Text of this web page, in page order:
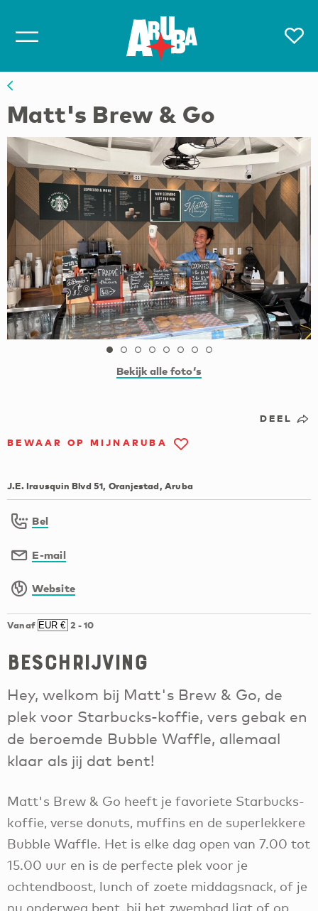
Matt's Brew & Go
Bekijk alle foto‘s
DEEL
BEWAAR OP MIJNARUBA
J.E. Irausquin Blvd 51, Oranjestad, Aruba
Bel
E-mail
Website
Vanaf 2 -10
Beschrijving
Hey, welkom bij Matt's Brew & Go, de
plek voor Starbucks-koffie, vers gebak en
de beroemde Bubble Waffle, allemaal
klaar als jij dat bent!
Matt's Brew & Go heeft je favoriete Starbucks-
koffie, verse donuts, muffins en de superlekkere
Bubble Waffle. Het is elke dag open van 7.00 tot
15.00 uur en is de perfecte plek voor je
ochtendboost, lunch of zoete middagsnack, of je
nu onderweg bent, bij het zwembad ligt of op